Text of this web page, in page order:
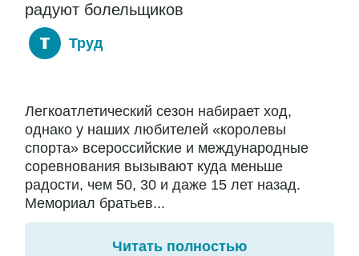
радуют болельщиков
Труд
Легкоатлетический сезон набирает ход,
однако у наших любителей «королевы
спорта» всероссийские и международные
соревнования вызывают куда меньше
радости, чем 50, 30 и даже 15 лет назад.
Мемориал братьев...
Читать полностью